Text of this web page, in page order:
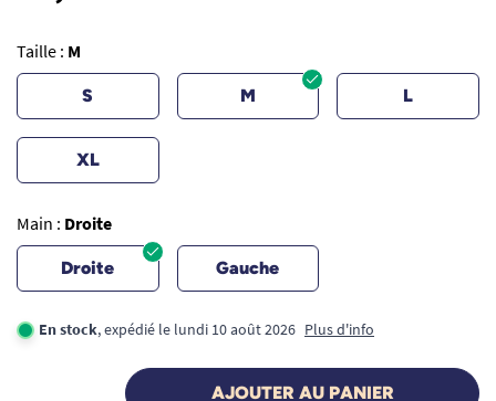
Taille : M
S M L
XL
Main : Droite
Droite Gauche
En stock, expédié le lundi 10 août 2026 Plus d'info
AJOUTER AU PANIER